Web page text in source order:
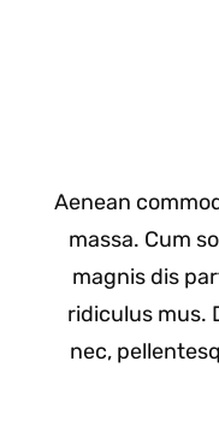
Aenean
massa. Cum
magnis dis
ridiculus mus.
nec,